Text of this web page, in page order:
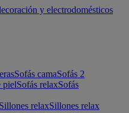
Sofás camaSofás 2
pielSofás relaxSofás
Sillones relaxSillones relax